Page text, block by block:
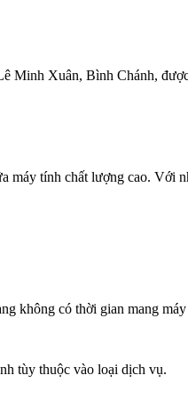
Minh Xuân, Bình Chánh,
máy tính chất lượng cao.
không có thời gian mang
tùy thuộc vào loại dịch vụ.